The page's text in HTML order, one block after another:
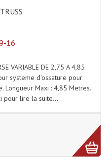
Et Mp3 (rack 19")
Et Logiciel
Numérique
16
VARIABLE DE 2,75 A 4,85
systeme d'ossature pour
Longueur Maxi : 4,85 Metres.
pour lire la suite...